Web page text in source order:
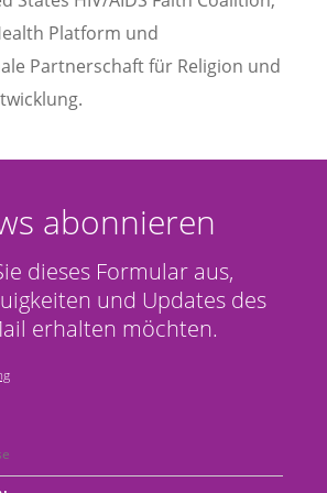
Platform und
Partnerschaft für Religion und
abonnieren
dieses Formular aus,
und Updates des
erhalten möchten.